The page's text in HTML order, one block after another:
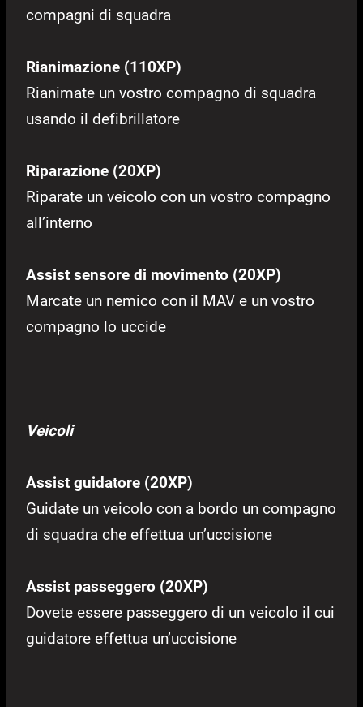
compagni di squadra
Rianimazione (110XP)
Rianimate un vostro compagno di squadra
usando il defibrillatore
Riparazione (20XP)
Riparate un veicolo con un vostro compagno
all’interno
Assist sensore di movimento (20XP)
Marcate un nemico con il MAV e un vostro
compagno lo uccide
Veicoli
Assist guidatore (20XP)
Guidate un veicolo con a bordo un compagno
di squadra che effettua un’uccisione
Assist passeggero (20XP)
Dovete essere passeggero di un veicolo il cui
guidatore effettua un’uccisione